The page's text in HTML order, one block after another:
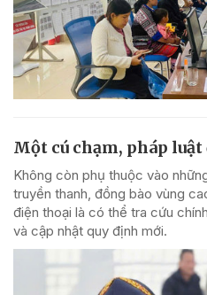
Một cú chạm, pháp
Không còn phụ thuộc vào
truyền thanh, đồng bào vùng
điện thoại là có thể tra cứu
và cập nhật quy định mới.